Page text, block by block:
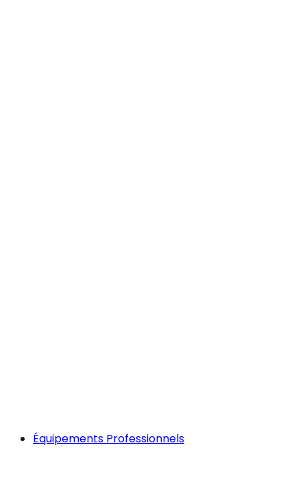
Équipements Professionnels